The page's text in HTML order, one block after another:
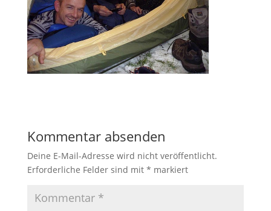
Kommentar absenden
Deine E-Mail-Adresse wird nicht veröffentlicht.
Erforderliche Felder sind mit * markiert